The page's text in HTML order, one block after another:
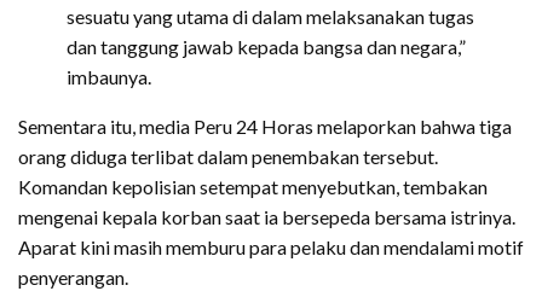
sesuatu yang utama di dalam melaksanakan tugas
dan tanggung jawab kepada bangsa dan negara,”
imbaunya.
Sementara itu, media Peru 24 Horas melaporkan bahwa tiga
orang diduga terlibat dalam penembakan tersebut.
Komandan kepolisian setempat menyebutkan, tembakan
mengenai kepala korban saat ia bersepeda bersama istrinya.
Aparat kini masih memburu para pelaku dan mendalami motif
penyerangan.